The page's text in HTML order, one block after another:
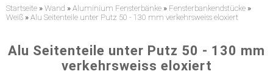
Startseite » Wand » Aluminium Fensterbänke » Fensterbankendstücke »
Weiß » Alu Seitenteile unter Putz 50 - 130 mm verkehrsweiss eloxiert
Alu Seitenteile unter Putz 50 - 130 mm
verkehrsweiss eloxiert